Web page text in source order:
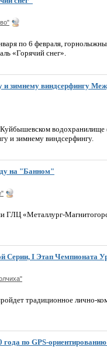
по 6 февраля,
«Горячий снег».
и зимнему виндсерфингу
водохранилище
и зимнему виндсерфингу.
на "Банном"
ГЛЦ «Металлург-
Серии, I Этап Чемпионата
традиционное лично-
года по GPS-